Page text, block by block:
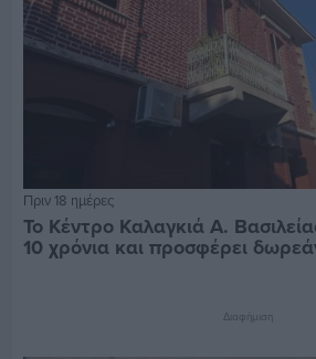
Πριν 18 ημέρες
Το Κέντρο Καλαγκιά Α.
10 χρόνια και προσφέρει
Διαφήμιση